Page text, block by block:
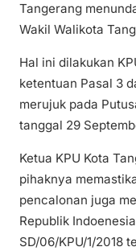
Tangerang
Wakil Walikota
Hal ini dilakukan
ketentuan Pasal 3
merujuk pada
tanggal 29
Ketua KPU Kota
pihaknya
pencalonan juga
Republik
SD/06/KPU/1/2018